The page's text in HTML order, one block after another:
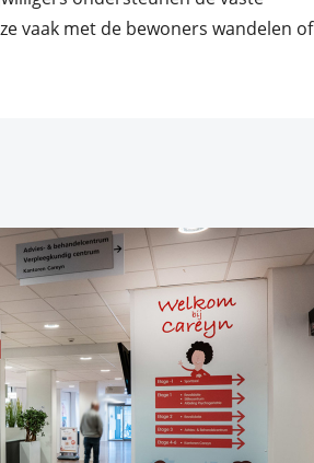
vaak met de bewoners wandelen of